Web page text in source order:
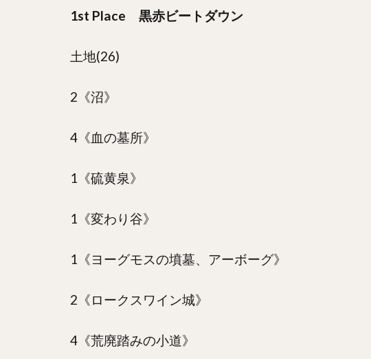
1st Place 黒赤ビートダウン
土地(26)
2《沼》
4《血の墓所》
1《硫黄泉》
1《変わり谷》
1《ヨーグモスの墳墓、アーボーグ》
2《ロークスワイン城》
4《荒廃踏みの小道》